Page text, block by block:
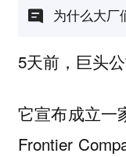
为什么大厂
5天前，巨头
它宣布成立一
Frontier